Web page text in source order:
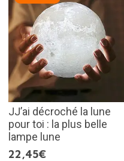
JJ’ai décroché la lune
pour toi : la plus belle
lampe lune
22,45€